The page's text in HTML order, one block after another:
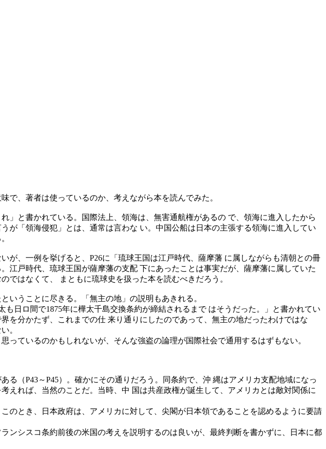
で、著者は使っているのか、考えながら本を読んでみた。
と書かれている。国際法上、領海は、無害通航権があるの で、領海に進入したから
が「領海侵犯」とは、通常は言わな い。中国公船は日本の主張する領海に進入してい
、一例を挙げると、P26に「琉球王国は江戸時代、薩摩藩 に属しながらも清朝との冊
江戸時代、琉球王国が薩摩藩の支配 下にあったことは事実だが、薩摩藩に属していた
ではなくて、 まともに琉球史を扱った本を読むべきだろう。
うことに尽きる。「無主の地」の説明もあきれる。
日ロ間で1875年に樺太千島交換条約が締結されるまで はそうだった。」と書かれてい
を分かたず、これまでの仕 来り通りにしたのであって、無主の地だったわけではな
。
ているのかもしれないが、そんな強盗の論理が国際社会で通用するはずもない。
（P43～P45）。確かにその通りだろう。同条約で、沖 縄はアメリカ支配地域になっ
えれば、当然のことだ。当時、中 国は共産政権が誕生して、アメリカとは敵対関係に
とき、日本政府は、アメリカに対して、尖閣が日本領であることを認めるように要請
シスコ条約前後の米国の考えを説明するのは良いが、最終判断を書かずに、日本に都